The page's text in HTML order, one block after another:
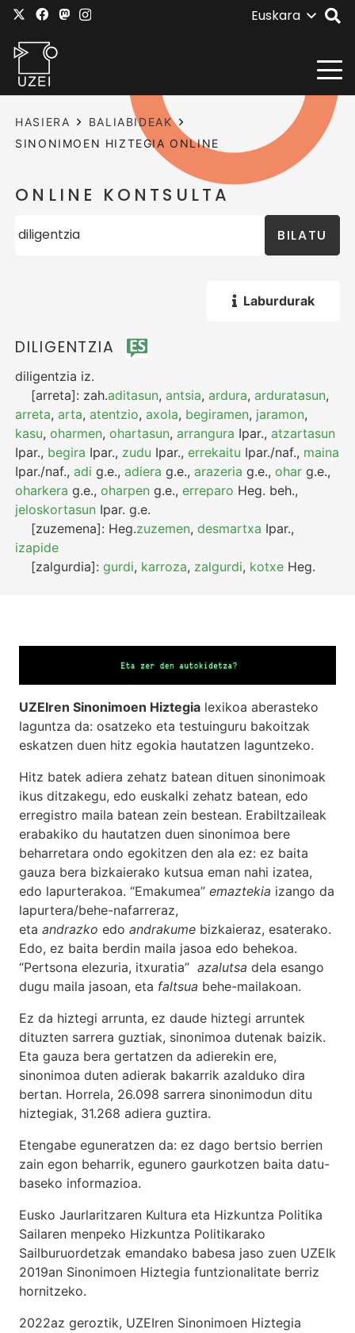
Euskara
HASIERA
BALIABIDEAK
SINONIMOEN HIZTEGIA ONLINE
ONLINE KONTSULTA
BILATU
Laburdurak
DILIGENTZIA
diligentzia iz.
[arreta]: zah.aditasun,antsia,ardura,arduratasun,
arreta,arta,atentzio,axola, begiramen, jaramon,
kasu,oharmen,ohartasun,arrangura Ipar.,atzartasun
Ipar., begira Ipar., zudu Ipar.,errekaitu Ipar./naf., maina
Ipar./naf.,adi g.e.,adiera g.e.,arazeria g.e.,ohar g.e.,
oharkera g.e.,oharpen g.e.,erreparo Heg. beh.,
jeloskortasun Ipar. g.e.
[zuzemena]: Heg.zuzemen,desmartxa Ipar.,
izapide
[zalgurdia]:gurdi, karroza, zalgurdi, kotxe Heg.
UZEIren Sinonimoen Hiztegia lexikoa aberasteko
laguntza da: osatzeko eta testuinguru bakoitzak
eskatzen duen hitz egokia hautatzen laguntzeko.
Hitz batek adiera zehatz batean dituen sinonimoak
ikus ditzakegu, edo euskalki zehatz batean, edo
erregistro maila batean zein bestean. Erabiltzaileak
erabakiko du hautatzen duen sinonimoa bere
beharretara ondo egokitzen den ala ez: ez baita
gauza bera bizkaierako kutsua eman nahi izatea,
edo lapurterakoa. “Emakumea” emaztekia izango da
lapurtera/behe-nafarreraz,
eta andrazko edo andrakume bizkaieraz, esaterako.
Edo, ez baita berdin maila jasoa edo behekoa.
“Pertsona elezuria, itxuratia” azalutsa dela esango
dugu maila jasoan, eta faltsua behe-mailakoan.
Ez da hiztegi arrunta, ez daude hiztegi arruntek
dituzten sarrera guztiak, sinonimoa dutenak baizik.
Eta gauza bera gertatzen da adierekin ere,
sinonimoa duten adierak bakarrik azalduko dira
bertan. Horrela, 26.098 sarrera sinonimodun ditu
hiztegiak, 31.268 adiera guztira.
Etengabe eguneratzen da: ez dago bertsio berrien
zain egon beharrik, egunero gaurkotzen baita datu-
baseko informazioa.
Eusko Jaurlaritzaren Kultura eta Hizkuntza Politika
Sailaren menpeko Hizkuntza Politikarako
Sailburuordetzak emandako babesa jaso zuen UZEIk
2019an Sinonimoen Hiztegia funtzionalitate berriz
hornitzeko.
2022az geroztik, UZEIren Sinonimoen Hiztegia